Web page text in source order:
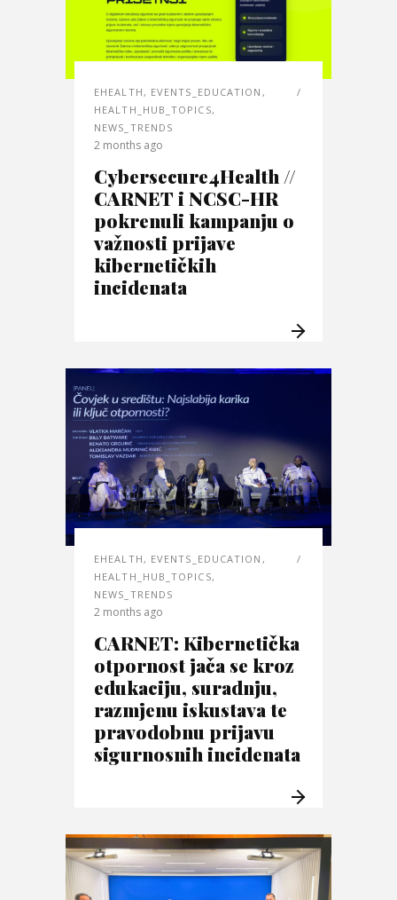
EHEALTH, EVENTS_EDUCATION ,
HEALTH_HUB_TOPICS,
NEWS_TRENDS
2 months ago
Cybersecure4Health //
CARNET i NCSC-HR
pokrenuli kampanju o
važnosti prijave
kibernetičkih
incidenata
EHEALTH , EVENTS_EDUCATION ,
HEALTH_HUB_TOPICS,
NEWS_TRENDS
2 months ago
CARNET: Kibernetička
otpornost jača se kroz
edukaciju, suradnju,
razmjenu iskustava te
pravodobnu prijavu
sigurnosnih incidenata